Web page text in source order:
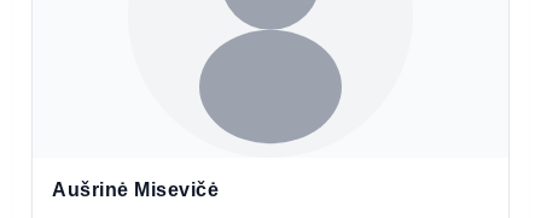
Aušrinė Misevičė